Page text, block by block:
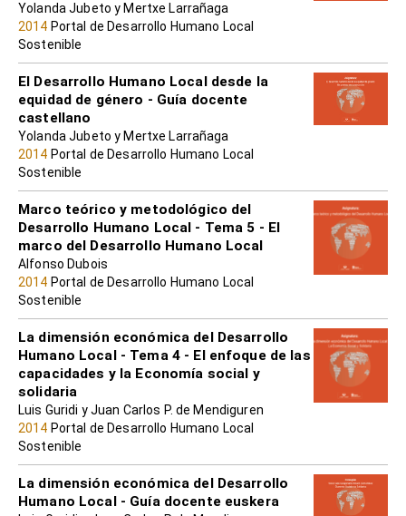
Yolanda Jubeto y Mertxe Larrañaga
2014 Portal de Desarrollo Humano Local
Sostenible
El Desarrollo Humano Local desde la
equidad de género - Guía docente
castellano
Yolanda Jubeto y Mertxe Larrañaga
2014 Portal de Desarrollo Humano Local
Sostenible
Marco teórico y metodológico del
Desarrollo Humano Local - Tema 5 - El
marco del Desarrollo Humano Local
Alfonso Dubois
2014 Portal de Desarrollo Humano Local
Sostenible
La dimensión económica del Desarrollo
Humano Local - Tema 4 - El enfoque de las
capacidades y la Economía social y
solidaria
Luis Guridi y Juan Carlos P. de Mendiguren
2014 Portal de Desarrollo Humano Local
Sostenible
La dimensión económica del Desarrollo
Humano Local - Guía docente euskera